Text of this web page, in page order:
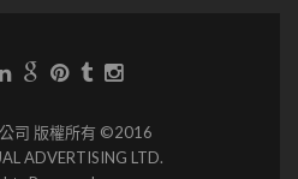
司 版權所有 ©2016
ADVERTISING LTD.